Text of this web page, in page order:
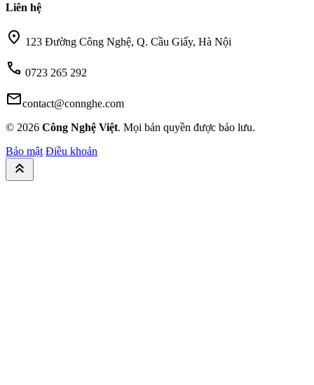
Liên hệ
location_on 123 Đường Công Nghệ, Q. Cầu Giấy, Hà Nội
call 0723 265 292
mailcontact@connghe.com
© 2026 Công Nghệ Việt. Mọi bản quyền được bảo lưu.
Bảo mật Điều khoản
keyboard_double_arrow_up